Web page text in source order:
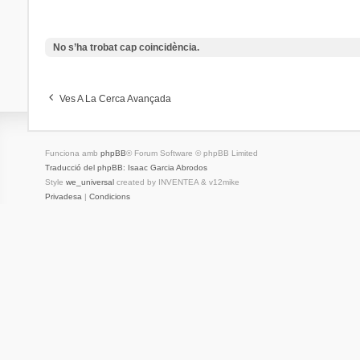
No s’ha trobat cap coincidència.
Ves A La Cerca Avançada
Funciona amb phpBB® Forum Software © phpBB Limited
Traducció del phpBB: Isaac Garcia Abrodos
Style we_universalcreated by INVENTEA & v12mike
Privadesa | Condicions